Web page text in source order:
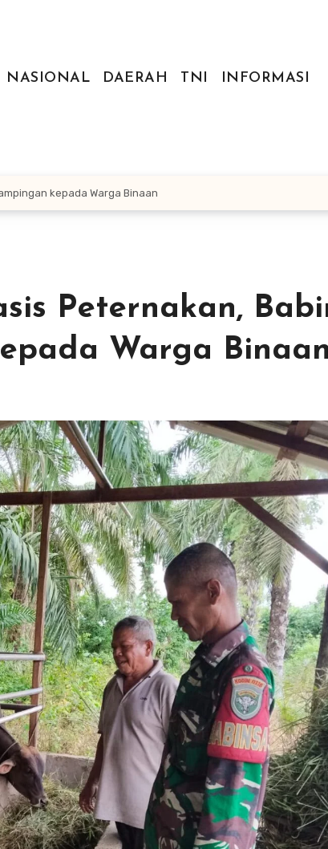
NASIONAL
DAERAH TNI INFORMASI
kepada Warga Binaan
Peternakan,
Warga Binaan